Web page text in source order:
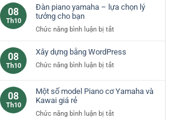
biệt
piano
cơ
08
Th10
Đàn piano yamaha – lựa chọn lý
tưởng cho bạn
Chức năng bình luận bị tắtở
piano
–
chọn
tưởng
08
Th10
Xây dựng bằng WordPress
Chức năng bình luận bị tắtở
bằng
08
Th10
Một số model Piano cơ Yamaha và
Kawai giá rẻ
Chức năng bình luận bị tắtở